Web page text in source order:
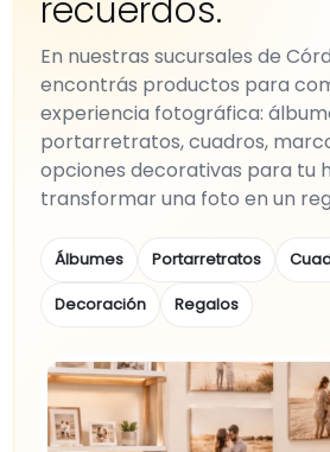
recuerdos.
En nuestras sucursales de
encontrás productos para
experiencia fotográfica:
portarretratos, cuadros,
opciones decorativas para tu
transformar una foto en un
Álbumes Portarretratos
Decoración
Regalos